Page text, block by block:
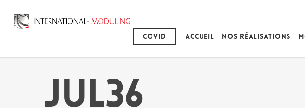
Covid Accueil Nos réalisations
JUL36